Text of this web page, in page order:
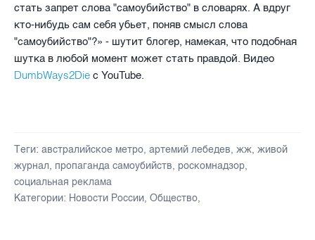
стать запрет слова "самоубийство" в словарях. А вдруг
кто-нибудь сам себя убьет, поняв смысл слова
"самоубийство"?» - шутит блогер, намекая, что подобная
шутка в любой момент может стать правдой. Видео
DumbWays2Die с YouTube.
Теги: австралийское метро, артемий лебедев, жж, живой
журнал, пропаганда самоубийств, роскомнадзор,
социальная реклама
Категории: Новости России, Общество,